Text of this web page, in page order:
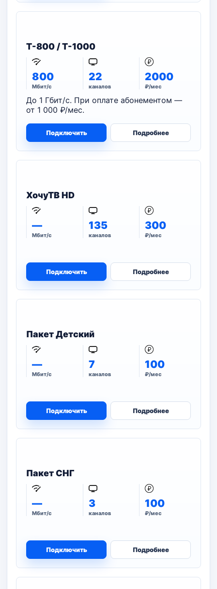
T-800 / T-1000
800
Мбит/с
22
каналов
2000
₽/мес
До 1 Гбит/с. При оплате абонементом —
от 1 000 ₽/мес.
Подключить Подробнее
ХочуТВ HD
—
Мбит/с
135
каналов
300
₽/мес
Подключить Подробнее
Пакет Детский
—
Мбит/с
7
каналов
100
₽/мес
Подключить Подробнее
Пакет СНГ
—
Мбит/с
3
каналов
100
₽/мес
Подключить Подробнее